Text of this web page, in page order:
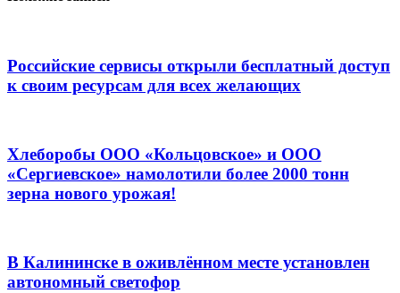
Российские сервисы открыли бесплатный доступ
к своим ресурсам для всех желающих
Хлеборобы ООО «Кольцовское» и ООО
«Сергиевское» намолотили более 2000 тонн
зерна нового урожая!
В Калининске в оживлённом месте установлен
автономный светофор